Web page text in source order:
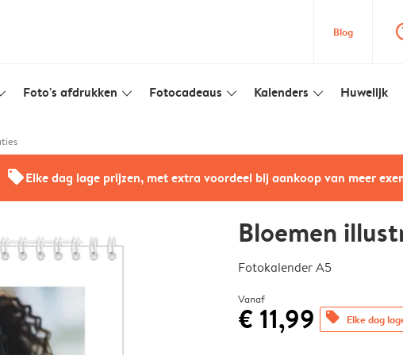
Blog
Foto's afdrukken slim_arrow_down Fotocadeaus slim_arrow_down Kalenders slim_arrow_down Huwelijk
offersElke dag lage prijzen, met extra voordeel bij aankoop van meer
Bloemen
Fotokalender A5
Vanaf
€ 11,99 offers Elke dag